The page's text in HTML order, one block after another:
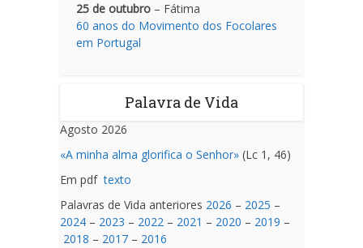
25 de outubro – Fátima
60 anos do Movimento dos Focolares
em Portugal
Palavra de Vida
Agosto 2026
«A minha alma glorifica o Senhor» (Lc 1, 46)
Em pdftexto
Palavras de Vida anteriores 2026 – 2025 –
2024 – 2023 – 2022 – 2021 – 2020 – 2019 –
2018 – 2017 – 2016